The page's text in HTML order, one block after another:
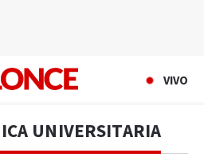
VIVO
UNIVERSITARIA